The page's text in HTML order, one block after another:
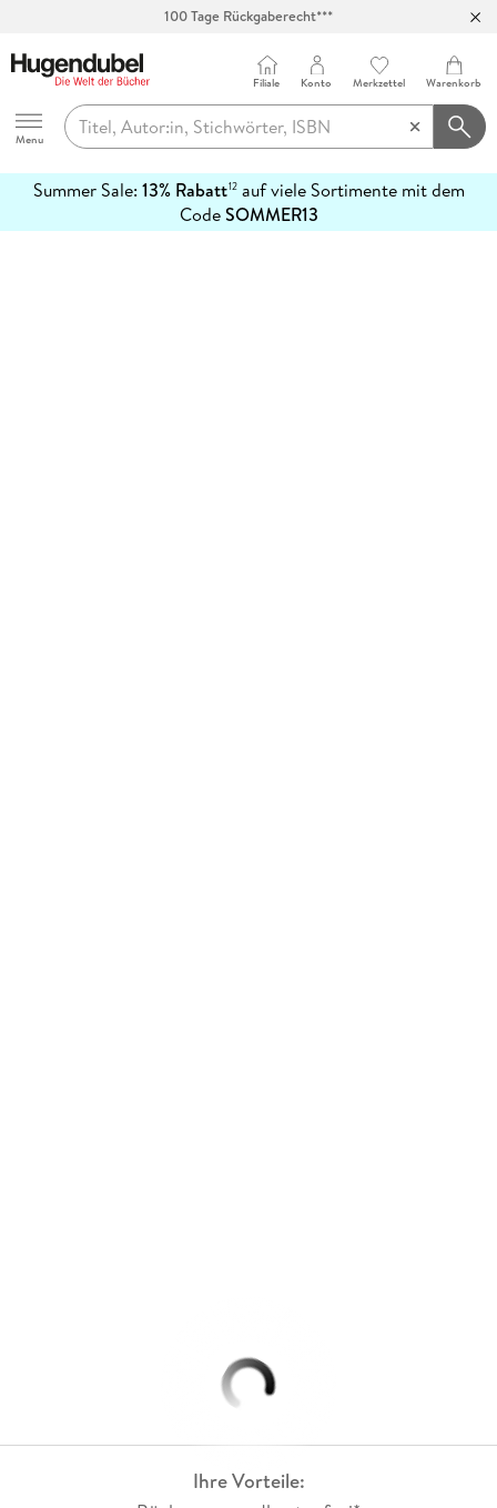
100 Tage Rückgaberecht***
Hugendubel
Menu
Filiale Konto Merkzettel Warenkorb
Summer Sale: 13% Rabatt12auf viele Sortimente mit dem
CodeSOMMER13
erfahren
Ihre Vorteile: